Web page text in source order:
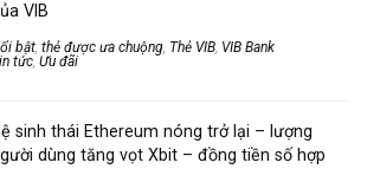
VIB
bật, thẻ được ưa chuộng, Thẻ VIB, VIB Bank
tức, Ưu đãi
sinh thái Ethereum nóng trở lại – lượng
dùng tăng vọt Xbit – đồng tiền số hợp